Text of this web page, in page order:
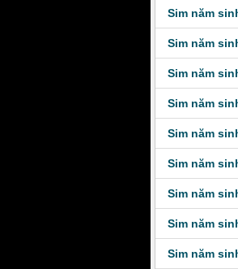
Sim năm
Sim năm
Sim năm
Sim năm
Sim năm
Sim năm
Sim năm
Sim năm
Sim năm